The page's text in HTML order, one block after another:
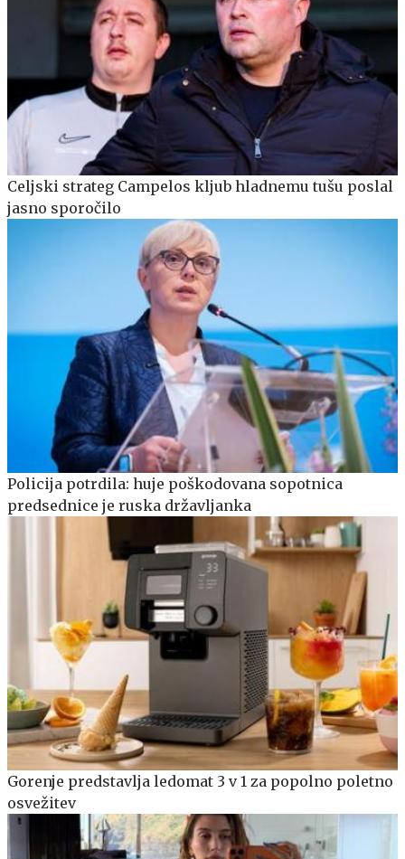
Celjski strateg Campelos kljub hladnemu tušu poslal
jasno sporočilo
Policija potrdila: huje poškodovana sopotnica
predsednice je ruska državljanka
Gorenje predstavlja ledomat 3 v 1 za popolno poletno
osvežitev